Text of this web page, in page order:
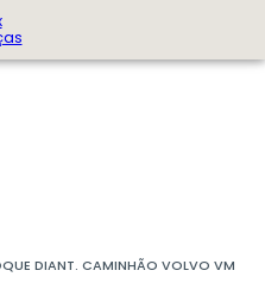
DIANT. CAMINHÃO VOLVO VM